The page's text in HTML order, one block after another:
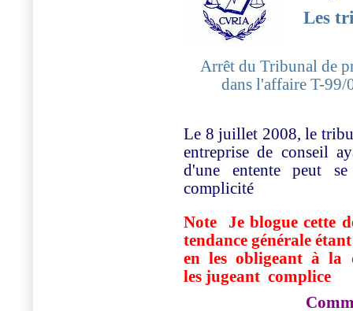
Les
Arrêt du Tribunal de
dans l'affaire T-99/
Le 8 juillet 2008, le
entreprise de conseil
d'une entente peut
complicité
Note Je blogue cette
tendance générale
en les obligeant à la
les jugeant complice